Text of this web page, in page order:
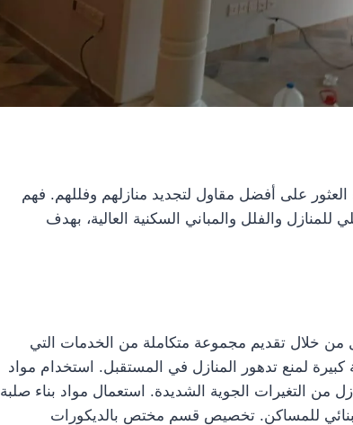
العثور على أفضل مقاول لتجديد منازلهم وفللهم. فهم
والفلل والمباني السكنية العالية، بهدف
من خلال تقديم مجموعة متكاملة من الخدمات التي
لمنع تدهور المنازل في المستقبل. استخدام مواد
من التغيرات الجوية الشديدة. استعمال مواد بناء صلبة
للمساكن. تخصيص قسم مختص بالديكورات